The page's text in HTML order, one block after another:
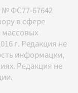
№ ФС77-67642
в сфере
г. Редакция не
информации,
Редакция не